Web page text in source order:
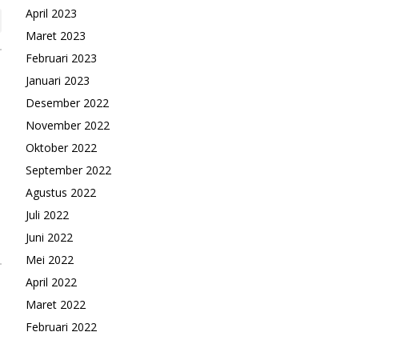
April 2023
Maret 2023
Februari 2023
Januari 2023
Desember 2022
November 2022
Oktober 2022
September 2022
Agustus 2022
Juli 2022
Juni 2022
Mei 2022
April 2022
Maret 2022
Februari 2022